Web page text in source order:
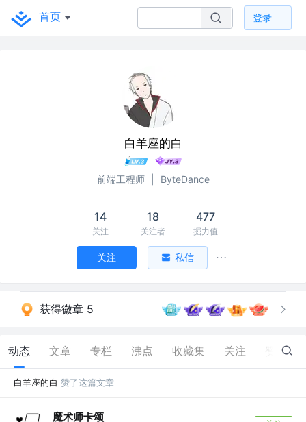
首页 登录
白羊座的白
前端工程师 ByteDance
14
关注
18
关注者
477
掘力值
关注 私信
获得徽章 5
动态 文章 专栏 沸点 收藏集 关注 46
白羊座的白 赞了这篇文章
魔术师卡颂